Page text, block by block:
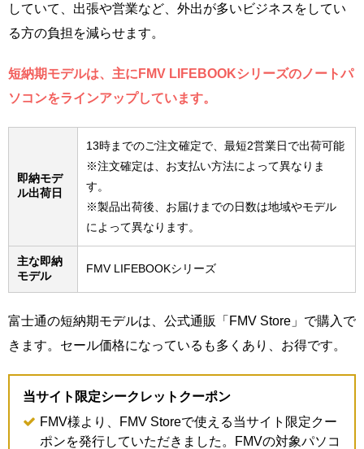
していて、出張や営業など、外出が多いビジネスをしてい
る方の負担を減らせます。
短納期モデルは、主にFMV LIFEBOOKシリーズのノートパ
ソコンをラインアップしています。
即納モデ
ル出荷日
13時までのご注文確定で、最短2営業日で出荷可能
※注文確定は、お支払い方法によって異なりま
す。
※製品出荷後、お届けまでの日数は地域やモデル
によって異なります。
主な即納
モデル
FMV LIFEBOOKシリーズ
富士通の短納期モデルは、公式通販「FMV Store」で購入で
きます。セール価格になっているも多くあり、お得です。
当サイト限定シークレットクーポン
FMV様より、FMV Storeで使える当サイト限定クー
ポンを発行していただきました。FMVの対象パソコ